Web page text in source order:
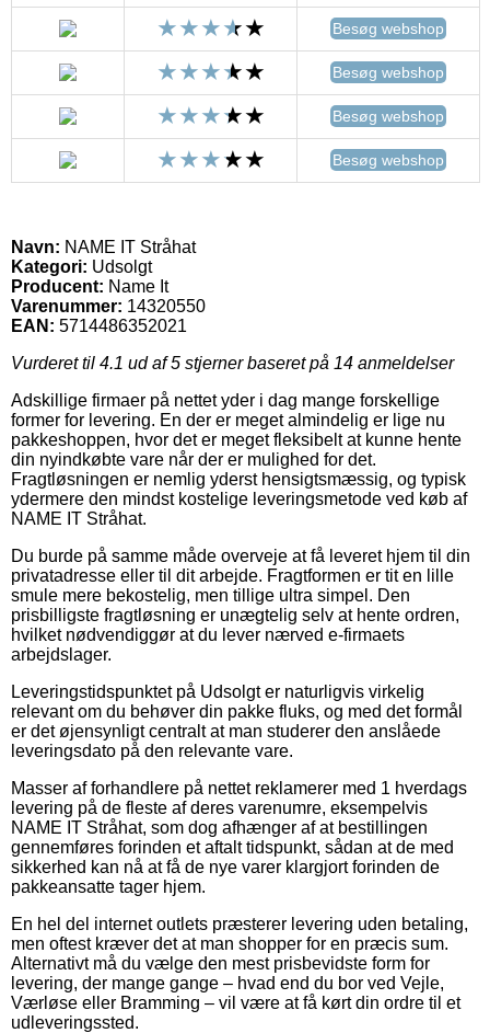
Besøg webshop
Besøg webshop
Besøg webshop
Besøg webshop
Navn: NAME IT Stråhat
Kategori: Udsolgt
Producent: Name It
Varenummer: 14320550
EAN: 5714486352021
Vurderet til 4.1 ud af 5 stjerner baseret på 14 anmeldelser
Adskillige firmaer på nettet yder i dag mange forskellige
former for levering. En der er meget almindelig er lige nu
pakkeshoppen, hvor det er meget fleksibelt at kunne hente
din nyindkøbte vare når der er mulighed for det.
Fragtløsningen er nemlig yderst hensigtsmæssig, og typisk
ydermere den mindst kostelige leveringsmetode ved køb af
NAME IT Stråhat.
Du burde på samme måde overveje at få leveret hjem til din
privatadresse eller til dit arbejde. Fragtformen er tit en lille
smule mere bekostelig, men tillige ultra simpel. Den
prisbilligste fragtløsning er unægtelig selv at hente ordren,
hvilket nødvendiggør at du lever nærved e-firmaets
arbejdslager.
Leveringstidspunktet på Udsolgt er naturligvis virkelig
relevant om du behøver din pakke fluks, og med det formål
er det øjensynligt centralt at man studerer den anslåede
leveringsdato på den relevante vare.
Masser af forhandlere på nettet reklamerer med 1 hverdags
levering på de fleste af deres varenumre, eksempelvis
NAME IT Stråhat, som dog afhænger af at bestillingen
gennemføres forinden et aftalt tidspunkt, sådan at de med
sikkerhed kan nå at få de nye varer klargjort forinden de
pakkeansatte tager hjem.
En hel del internet outlets præsterer levering uden betaling,
men oftest kræver det at man shopper for en præcis sum.
Alternativt må du vælge den mest prisbevidste form for
levering, der mange gange – hvad end du bor ved Vejle,
Værløse eller Bramming – vil være at få kørt din ordre til et
udleveringssted.